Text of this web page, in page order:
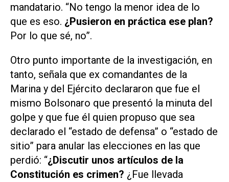
mandatario. “No tengo la menor idea de lo
que es eso. ¿Pusieron en práctica ese plan?
Por lo que sé, no”.
Otro punto importante de la investigación, en
tanto, señala que ex comandantes de la
Marina y del Ejército declararon que fue el
mismo Bolsonaro que presentó la minuta del
golpe y que fue él quien propuso que sea
declarado el “estado de defensa” o “estado de
sitio” para anular las elecciones en las que
perdió: “¿Discutir unos artículos de la
Constitución es crimen? ¿Fue llevada